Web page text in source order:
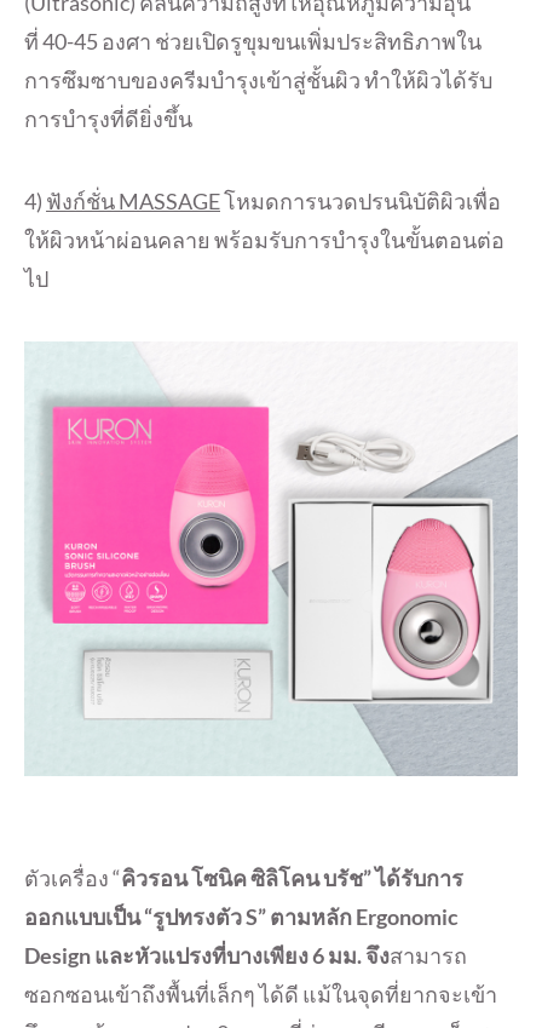
ที่40-45องศา ช่วยเปิดรูขุมขนเพิ่มประสิทธิภาพใน
การซึมซาบของครีมบำรุงเข้าสู่ชั้นผิว ทำให้ผิวได้รับ
การบำรุงที่ดียิ่งขึ้น
4) ฟังก์ชั่นMASSAGEโหมดการนวดปรนนิบัติผิวเพื่อ
ให้ผิวหน้าผ่อนคลาย พร้อมรับการบำรุงในขั้นตอนต่อ
ไป
ตัวเครื่อง “คิวรอน โซนิค ซิลิโคน บรัช” ได้รับการ
ออกแบบเป็น “รูปทรงตัวS”ตามหลักErgonomic
Designและหัวแปรงที่บางเพียง6มม. จึงสามารถ
ซอกซอนเข้าถึงพื้นที่เล็กๆ ได้ดี แม้ในจุดที่ยากจะเข้า